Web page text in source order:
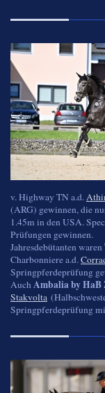
v. Highway TN a.d.
(ARG) gewinnen, die
1.45m in den USA.
Prüfungen gewinnen.
Jahresdebütanten waren
Charbonniere a.d.
Springpferdeprüfung
Auch Ambalia by HaB
Stakvolta
Springpferdeprüfung